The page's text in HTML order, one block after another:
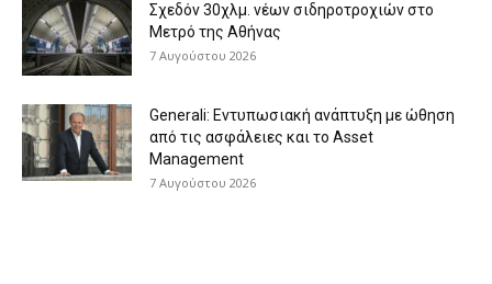
Σχεδόν 30χλμ. νέων σιδηροτροχιών στο
Μετρό της Αθήνας
7 Αυγούστου 2026
Generali: Eντυπωσιακή ανάπτυξη με ώθηση
από τις ασφάλειες και το Asset
Management
7 Αυγούστου 2026